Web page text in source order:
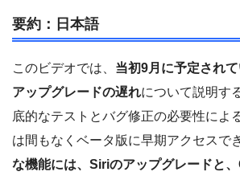
要約：日本語
このビデオでは、 当初9月に予定され
アップグレードの遅れについて説明す
底的なテストとバグ修正の必要性によ
は間もなくベータ版に早期アクセスで
な機能には、Siriのアップグレードと